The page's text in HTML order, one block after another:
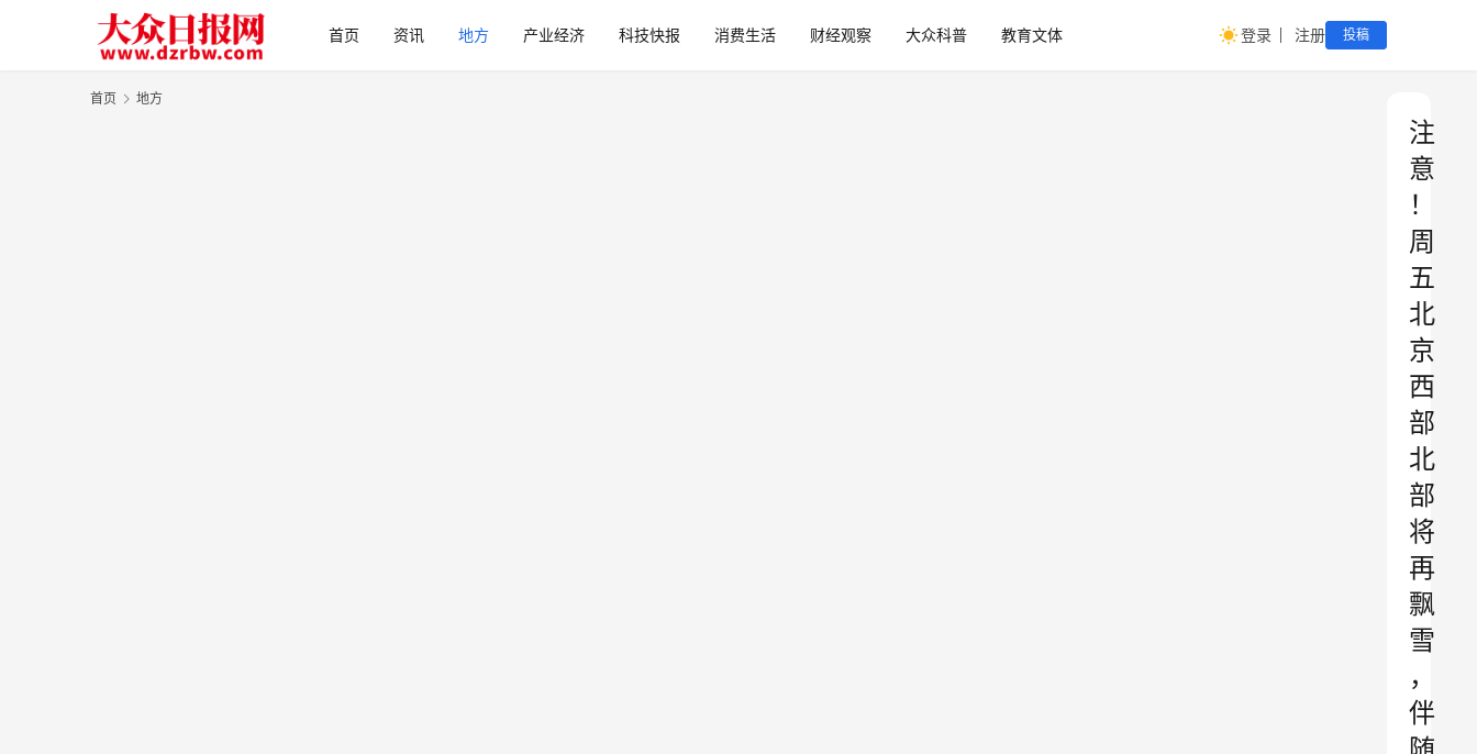
首页 资讯 地方 产业经济 科技快报 消费生活 财经观察 大众科普 教育文体 登录 注册 投稿
首页 地方
注
意
！
周
五
北
京
西
部
北
部
将
再
飘
雪
，
伴